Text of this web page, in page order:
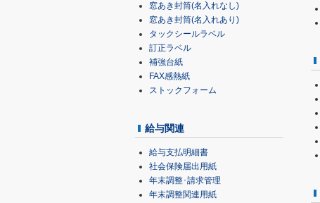
窓あき封筒(名入れなし)
窓あき封筒(名入れあり)
タックシールラベル
訂正ラベル
補強台紙
FAX感熱紙
ストックフォーム
給与関連
給与支払明細書
社会保険届出用紙
年末調整･請求管理
年末調整関連用紙